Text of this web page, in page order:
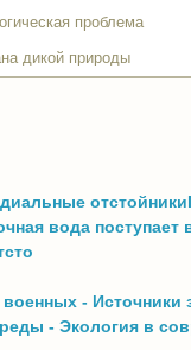
проблема
дикой природы
вода
- Источники
- Экология в